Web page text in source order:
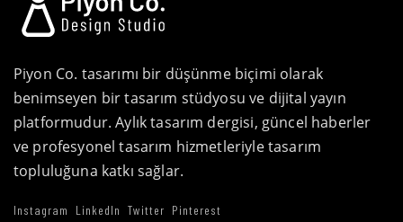
Piyon Co. tasarımı bir düşünme biçimi olarak
benimseyen bir tasarım stüdyosu ve dijital yayın
platformudur. Aylık tasarım dergisi, güncel haberler
ve profesyonel tasarım hizmetleriyle tasarım
topluluğuna katkı sağlar.
Instagram LinkedIn Twitter Pinterest